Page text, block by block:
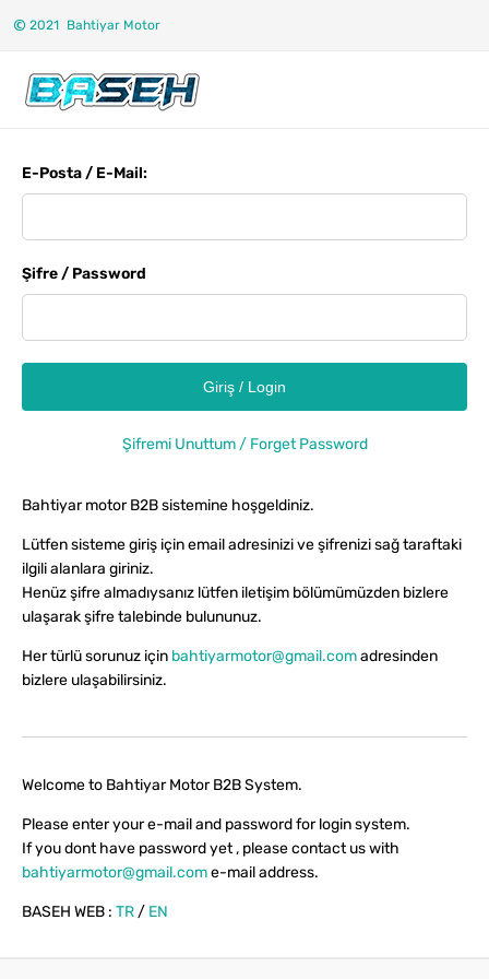
2021 Bahtiyar Motor
Bahtiyar motor B2B sistemine hoşgeldiniz.
Lütfen sisteme giriş için email adresinizi ve şifrenizi sağ taraftaki
ilgili alanlara giriniz.
Henüz şifre almadıysanız lütfen iletişim bölümümüzden bizlere
ulaşarak şifre talebinde bulununuz.
Her türlü sorunuz için bahtiyarmotor@gmail.comadresinden
bizlere ulaşabilirsiniz.
Welcome to Bahtiyar Motor B2B System.
Please enter your e-mail and password for login system.
If you dont have password yet , please contact us with
bahtiyarmotor@gmail.come-mail address.
BASEH WEB : TR/ EN
E-Posta / E-Mail:
Şifre / Password
Giriş / Login
Şifremi Unuttum / Forget Password